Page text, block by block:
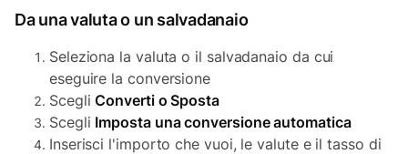
Da una valuta o un salvadanaio
Seleziona la valuta o il salvadanaio da cui
eseguire la conversione
ScegliConverti o Sposta
Scegli Imposta una conversione automatica
Inserisci l'importo che vuoi, le valute e il tasso di